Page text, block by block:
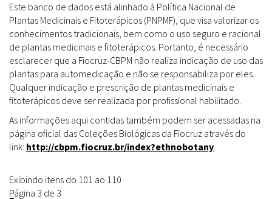
Este banco de dados está alinhado à Política Nacional de
Plantas Medicinais e Fitoterápicos (PNPMF), que visa valorizar os
conhecimentos tradicionais, bem como o uso seguro e racional
de plantas medicinais e fitoterápicos. Portanto, é necessário
esclarecer que a Fiocruz-CBPM não realiza indicação de uso das
plantas para automedicação e não se responsabiliza por eles.
Qualquer indicação e prescrição de plantas medicinais e
fitoterápicos deve ser realizada por profissional habilitado.
As informações aqui contidas também podem ser acessadas na
página oficial das Coleções Biológicas da Fiocruz através do
link: http://cbpm.fiocruz.br/index?ethnobotany.
Exibindo itens do 101 ao 110
Página 3 de 3